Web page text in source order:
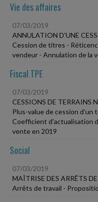
Vie des affaires
07/03/2019
ANNULATION D'UNE
Cession de titres -
vendeur - Annulation de la
Fiscal TPE
07/03/2019
CESSIONS DE TERRAINS
Plus-value de cession d'un
Coefficient d'actualisation
vente en 2019
Social
07/03/2019
MAÎTRISE DES ARRÊTS
Arrêts de travail -